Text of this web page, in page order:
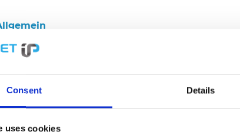
Consent Details
uses cookies
Gerätetyp
Formfaktor
Schnittstelle
SATA 6Gb/s
Byte pro Sektor